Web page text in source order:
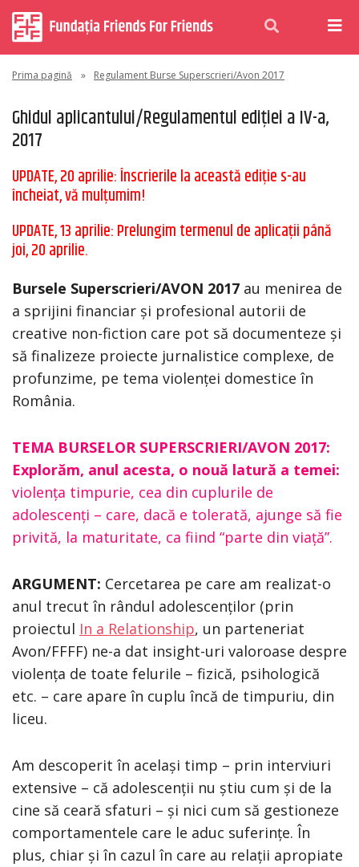
Prima pagină » Regulament Burse Superscrieri/Avon 2017
Ghidul aplicantului/Regulamentul ediției a IV-a,
2017
UPDATE, 20 aprilie: Înscrierile la această ediție s-au
încheiat, vă mulțumim!
UPDATE, 13 aprilie: Prelungim termenul de aplicații până
joi, 20 aprilie.
Bursele Superscrieri/AVON 2017 au menirea de
a sprijini financiar și profesional autorii de
creative non-fiction care pot să documenteze și
să finalizeze proiecte jurnalistice complexe, de
profunzime, pe tema violenței domestice în
România.
TEMA BURSELOR SUPERSCRIERI/AVON 2017:
Explorăm, anul acesta, o nouă latură a temei:
violența timpurie, cea din cuplurile de
adolescenți – care, dacă e tolerată, ajunge să fie
privită, la maturitate, ca fiind “parte din viață”.
ARGUMENT: Cercetarea pe care am realizat-o
anul trecut în rândul adolescenților (prin
proiectul In a Relationship, un parteneriat
Avon/FFFF) ne-a dat insight-uri valoroase despre
violența de toate felurile – fizică, psihologică
etc. – care apare în cuplu încă de timpuriu, din
liceu.
Am descoperit în același timp – prin interviuri
extensive – că adolescenții nu știu cum și de la
cine să ceară sfaturi – și nici cum să gestioneze
comportamentele care le aduc suferințe. În
plus, chiar și în cazul în care au relații apropiate